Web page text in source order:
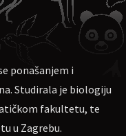
ponašanjem i
Studirala je biologiju
fakultetu, te
u Zagrebu.